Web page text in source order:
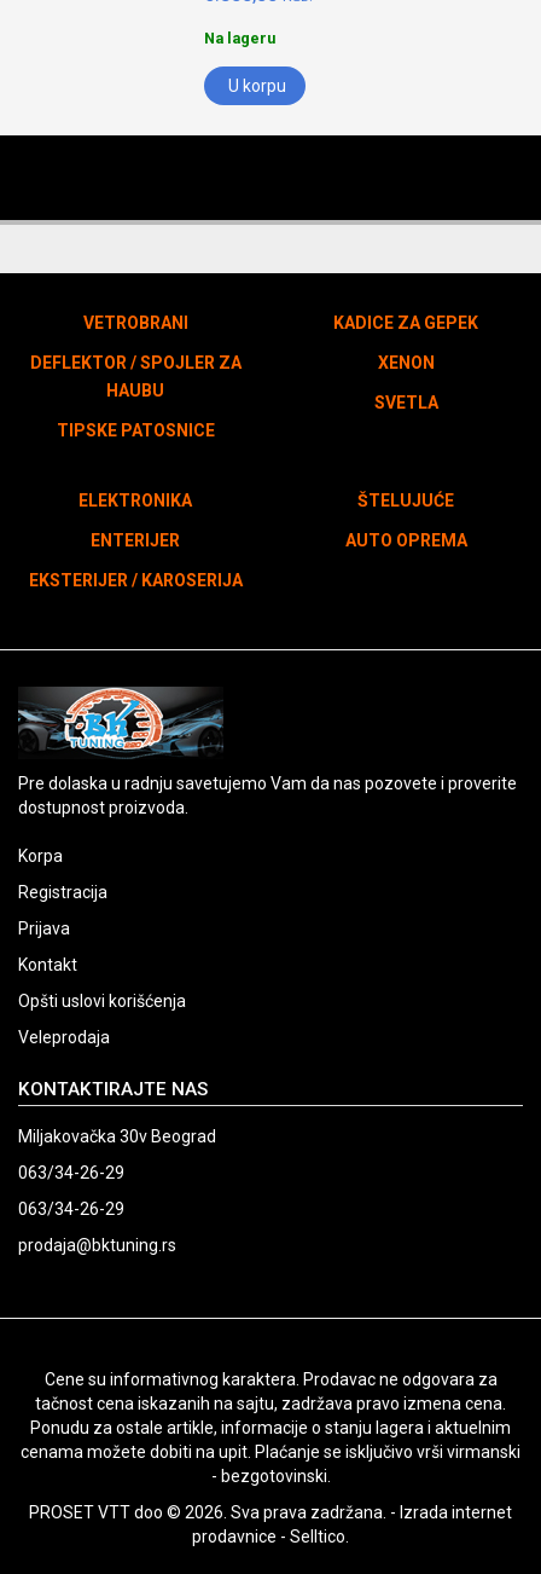
Na lageru
U korpu
VETROBRANI
DEFLEKTOR / SPOJLER ZA
HAUBU
TIPSKE PATOSNICE
KADICE ZA GEPEK
XENON
SVETLA
ELEKTRONIKA
ENTERIJER
EKSTERIJER / KAROSERIJA
ŠTELUJUĆE
AUTO OPREMA
Pre dolaska u radnju savetujemo Vam da nas pozovete i proverite
dostupnost proizvoda.
Korpa
Registracija
Prijava
Kontakt
Opšti uslovi korišćenja
Veleprodaja
KONTAKTIRAJTE NAS
Miljakovačka 30v Beograd
063/34-26-29
063/34-26-29
prodaja@bktuning.rs
Cene su informativnog karaktera. Prodavac ne odgovara za
tačnost cena iskazanih na sajtu, zadržava pravo izmena cena.
Ponudu za ostale artikle, informacije o stanju lagera i aktuelnim
cenama možete dobiti na upit. Plaćanje se isključivo vrši virmanski
- bezgotovinski.
PROSET VTT doo © 2026. Sva prava zadržana. - Izrada internet
prodavnice - Selltico.